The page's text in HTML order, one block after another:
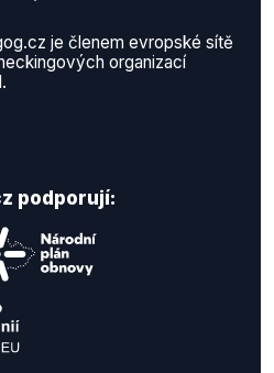
je členem evropské sítě
organizací
podporují: